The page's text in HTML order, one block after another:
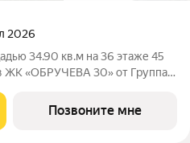
2026
34.90 кв.м на 36 этаже 45
ЖК «ОБРУЧЕВА 30» от Группа
станции метро «Калужская».
Позвоните мне